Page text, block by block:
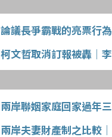
論議長爭霸戰的亮票行
柯文哲取消訂報被轟｜
兩岸聯姻家庭回家過年
兩岸夫妻財產制之比較